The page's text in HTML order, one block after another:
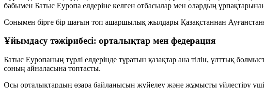
бабымен Батыс Еуропа елдеріне келген отбасылар мен олардың
Сонымен бірге бір шағын топ ашаршылық жылдары Қазақстаннан
Ұйымдасу тәжірибесі: орталықтар мен федерация
Батыс Еуропаның түрлі елдерінде тұратын қазақтар ана тілін, ұлттық
соның айналасына топтасты.
Осы орталықтардың өзара байланысын жүйелеу және жұмысты үйлестіру